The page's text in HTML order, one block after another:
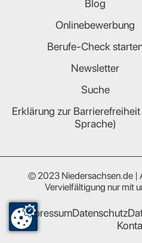
Blog
Onlinebewerbung
Berufe-Check
Newsletter
Suche
Erklärung zur
Sprache)
© 2023 Niedersachsen.de |
Vervielfältigung nur mit
ImpressumDatenschutz